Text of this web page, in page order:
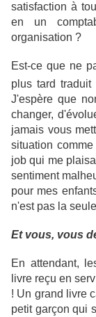
satisfaction à
en un
organisation ?
Est-ce que ne
plus tard
J'espère que
changer,
jamais vous
situation
job qui me
sentiment
pour mes
n'est pas la
Et vous, vous
En attendant,
livre reçu en
! Un grand livre
petit garçon qui